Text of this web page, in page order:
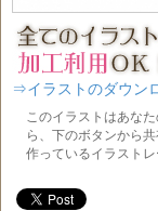
⇒イラストのダウン